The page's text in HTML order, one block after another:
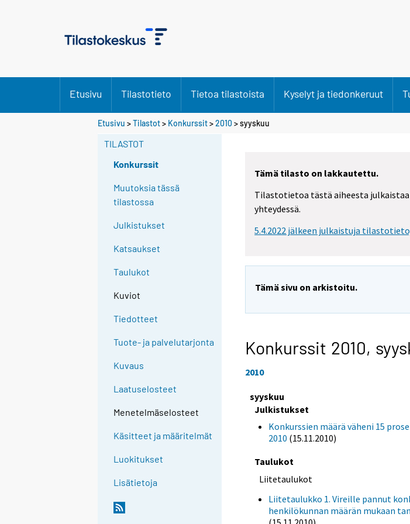
Etusivu Tilastotieto Tietoa tilastoista Kyselyt ja tiedonkeruut
Etusivu >Tilastot> Konkurssit>2010 >syyskuu
TILASTOT
Konkurssit
Muutoksia tässä
tilastossa
Julkistukset
Katsaukset
Taulukot
Kuviot
Tiedotteet
Tuote- ja palvelutarjonta
Kuvaus
Laatuselosteet
Menetelmäselosteet
Käsitteet ja määritelmät
Luokitukset
Lisätietoja
Tämä tilasto on lakkautettu.
Tilastotietoa tästä aiheesta
yhteydessä.
5.4.2022 jälkeen julkaistuja
Tämä sivu on arkistoitu.
Konkurssit 2010,
2010
syyskuu
Julkistukset
Konkurssien määrä väheni 15
2010 (15.11.2010)
Taulukot
Liitetaulukot
Liitetaulukko 1. Vireille pannut
henkilökunnan määrän mukaan